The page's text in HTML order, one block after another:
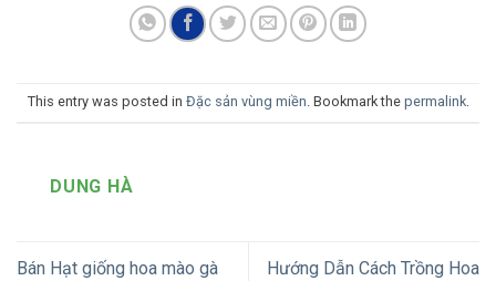
This entry was posted in Đặc sản vùng miền. Bookmark the permalink.
DUNG HÀ
Bán Hạt giống hoa mào gà
Hướng Dẫn Cách Trồng Hoa